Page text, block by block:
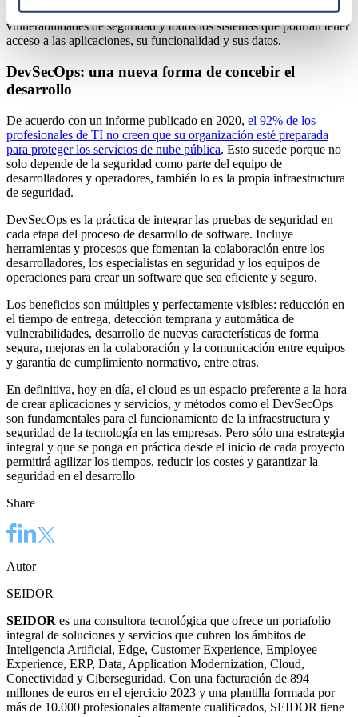
penetración (o pentesting) son ataques simulados para encontrar las
vulnerabilidades de seguridad y todos los sistemas que podrían tener
acceso a las aplicaciones, su funcionalidad y sus datos.
DevSecOps: una nueva forma de concebir el
desarrollo
De acuerdo con un informe publicado en 2020, el 92% de los
profesionales de TI no creen que su organización esté preparada
para proteger los servicios de nube pública. Esto sucede porque no
solo depende de la seguridad como parte del equipo de
desarrolladores y operadores, también lo es la propia infraestructura
de seguridad.
DevSecOps es la práctica de integrar las pruebas de seguridad en
cada etapa del proceso de desarrollo de software. Incluye
herramientas y procesos que fomentan la colaboración entre los
desarrolladores, los especialistas en seguridad y los equipos de
operaciones para crear un software que sea eficiente y seguro.
Los beneficios son múltiples y perfectamente visibles: reducción en
el tiempo de entrega, detección temprana y automática de
vulnerabilidades, desarrollo de nuevas características de forma
segura, mejoras en la colaboración y la comunicación entre equipos
y garantía de cumplimiento normativo, entre otras.
En definitiva, hoy en día, el cloud es un espacio preferente a la hora
de crear aplicaciones y servicios, y métodos como el DevSecOps
son fundamentales para el funcionamiento de la infraestructura y
seguridad de la tecnología en las empresas. Pero sólo una estrategia
integral y que se ponga en práctica desde el inicio de cada proyecto
permitirá agilizar los tiempos, reducir los costes y garantizar la
seguridad en el desarrollo
Share
Autor
SEIDOR
SEIDOR es una consultora tecnológica que ofrece un portafolio
integral de soluciones y servicios que cubren los ámbitos de
Inteligencia Artificial, Edge, Customer Experience, Employee
Experience, ERP, Data, Application Modernization, Cloud,
Conectividad y Ciberseguridad. Con una facturación de 894
millones de euros en el ejercicio 2023 y una plantilla formada por
más de 10.000 profesionales altamente cualificados, SEIDOR tiene